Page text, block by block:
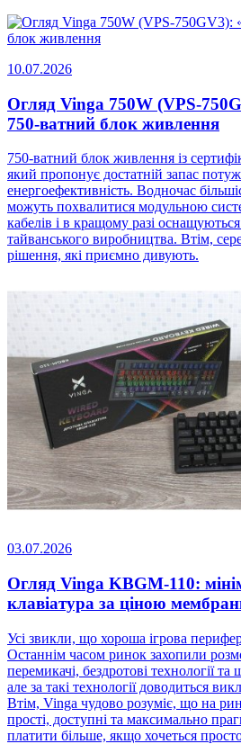
10.07.2026
Огляд Vinga 750W (VPS-
750-ватний блок живлення
750-ватний блок живлення із
який пропонує достатній запас
енергоефективність. Водночас
можуть похвалитися модульною
кабелів і в кращому разі
тайванського виробництва. Втім,
рішення, які приємно дивують.
03.07.2026
Огляд Vinga KBGM-110:
клавіатура за ціною
Усі звикли, що хороша ігрова
Останнім часом ринок захопили
перемикачі, бездротові технології та
але за такі технології доводиться
Втім, Vinga чудово розуміє, що на
прості, доступні та максимально
платити більше, якщо хочеться